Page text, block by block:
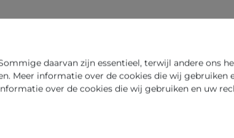
daarvan zijn essentieel, terwijl andere ons
Meer informatie over de cookies die wij gebruiken
over de cookies die wij gebruiken en uw